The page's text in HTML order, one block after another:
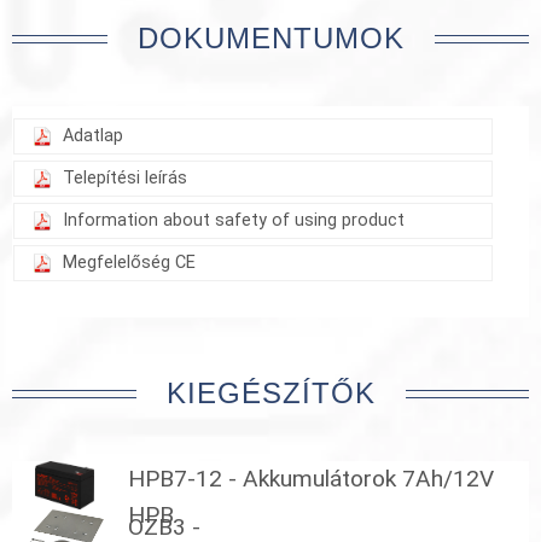
DOKUMENTUMOK
Adatlap
Telepítési leírás
Information about safety of using product
Megfelelőség CE
KIEGÉSZÍTŐK
HPB7-12 - Akkumulátorok 7Ah/12V
HPB
OZB3 -